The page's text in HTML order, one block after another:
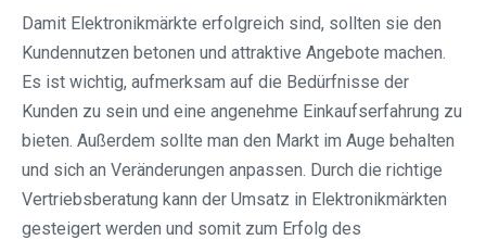
Damit Elektronikmärkte erfolgreich sind, sollten sie den
Kundennutzen betonen und attraktive Angebote machen.
Es ist wichtig, aufmerksam auf die Bedürfnisse der
Kunden zu sein und eine angenehme Einkaufserfahrung zu
bieten. Außerdem sollte man den Markt im Auge behalten
und sich an Veränderungen anpassen. Durch die richtige
Vertriebsberatung kann der Umsatz in Elektronikmärkten
gesteigert werden und somit zum Erfolg des